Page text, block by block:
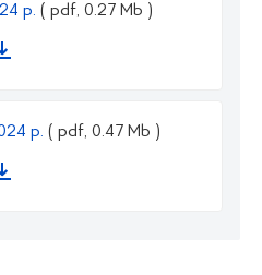
р. ( pdf, 0.27 Mb )
р. ( pdf, 0.47 Mb )